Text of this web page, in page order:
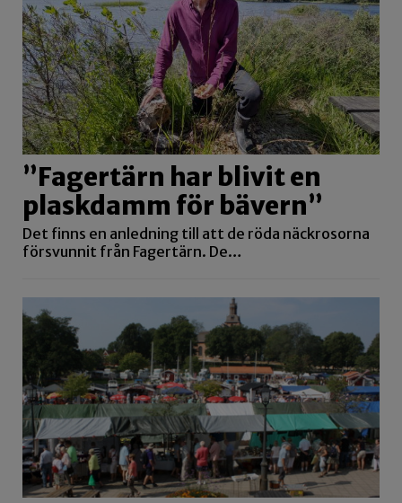
”Fagertärn har blivit en
plaskdamm för bävern”
Det finns en anledning till att de röda näckrosorna
försvunnit från Fagertärn. De…